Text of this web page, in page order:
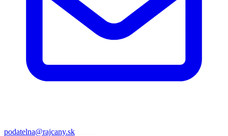
podatelna@rajcany.sk